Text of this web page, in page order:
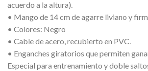
acuerdo a la altura).
• Mango de 14 cm de agarre liviano y
• Colores: Negro
• Cable de acero, recubierto en PVC.
• Enganches giratorios que permiten
Especial para entrenamiento y doble